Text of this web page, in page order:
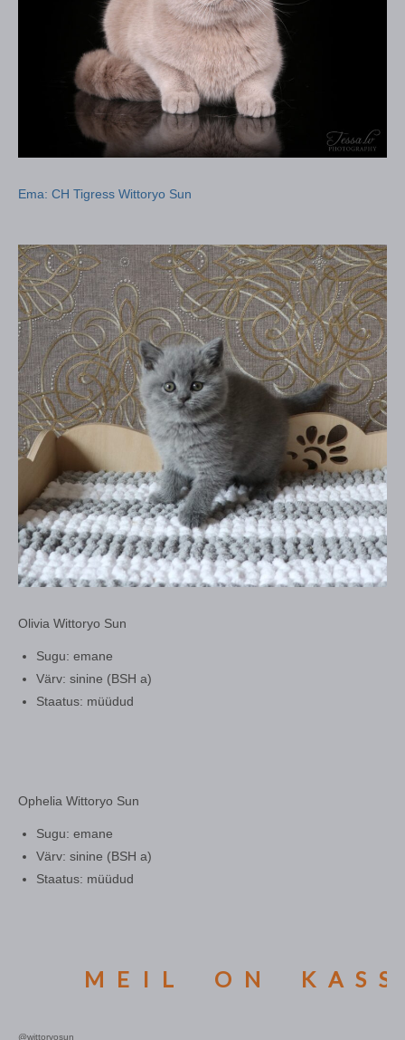
Ema: CH Tigress Wittoryo Sun
Olivia Wittoryo Sun
Sugu: emane
Värv: sinine (BSH a)
Staatus: müüdud
Ophelia Wittoryo Sun
Sugu: emane
Värv: sinine (BSH a)
Staatus: müüdud
MEIL ON
@wittoryosun